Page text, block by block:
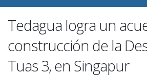
Tedagua logra un
construcción de la
Tuas 3, en Singapur